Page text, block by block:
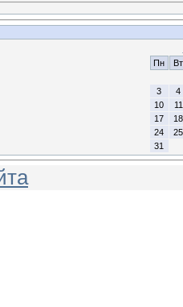
Пн
Вт
3
4
10
11
17
18
24
25
31